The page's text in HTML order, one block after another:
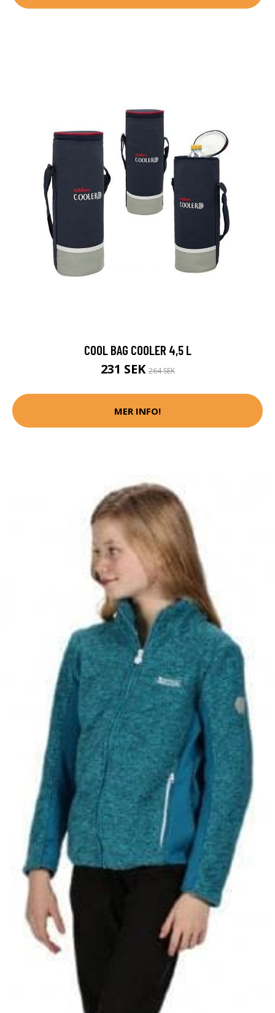
COOL BAG COOLER 4,5 L
231 SEK264 SEK
MER INFO!